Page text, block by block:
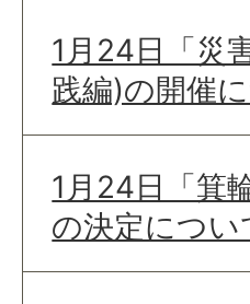
1月24日「災
践編)の開催に
1月24日「箕
の決定につい